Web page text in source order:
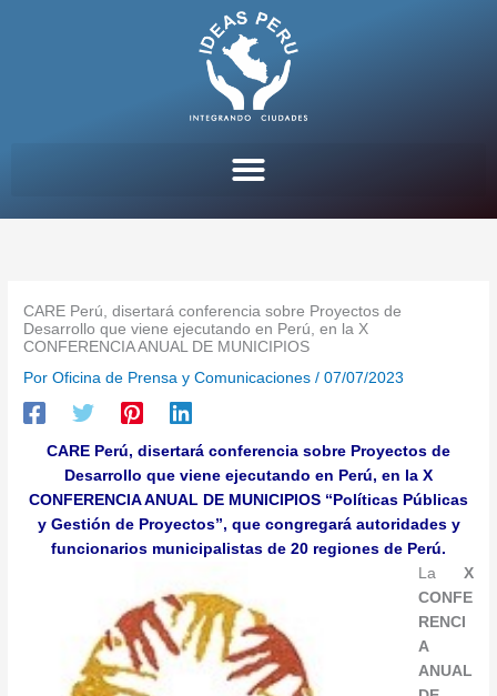
CARE Perú, disertará conferencia sobre Proyectos de
Desarrollo que viene ejecutando en Perú, en la X
CONFERENCIA ANUAL DE MUNICIPIOS
PorOficina de Prensa y Comunicaciones/07/07/2023
CARE Perú, disertará conferencia sobre Proyectos de
Desarrollo que viene ejecutando en Perú, en la X
CONFERENCIA ANUAL DE MUNICIPIOS “Políticas Públicas
y Gestión de Proyectos”, que congregará autoridades y
funcionarios municipalistas de 20 regiones de Perú.
La X
CONFE
RENCI
A
ANUAL